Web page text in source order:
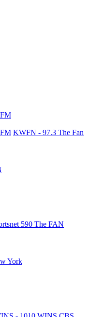
KWFN - 97.3 The Fan
590 The FAN
York